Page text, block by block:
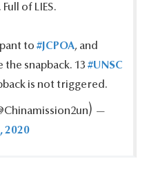
of LIES.‎
to#JCPOA, and
snapback.‎ 13#UNSC
is not triggered.‎
— Chinese Mission to UN ‪(@Chinamission2un)‬
2020